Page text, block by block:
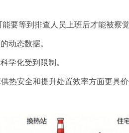
要等到排查人员上班后才能被察觉
动态数据。
学化受到限制。
热安全和提升处置效率方面更具